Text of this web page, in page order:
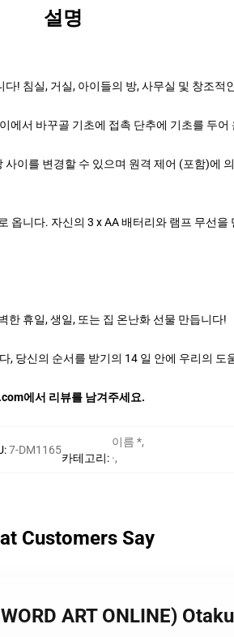
설명
! 침실, 거실, 아이들의 방, 사무실 및 창조적
에서 바꾸골 기초에 접촉 단추에 기초를 두어
이를 변경할 수 있으며 원격 제어 (포함)에
옵니다. 자신의 3 x AA 배터리와 램프 무선
한 휴일, 생일, 또는 집 온난화 선물 만듭니다!
당신의 순서를 받기의 14 일 안에 우리의 도
에서 리뷰를 남겨주세요.
:7-DM1165
카테고리:
이름 *,
·,
Customers Say
ART ONLINE)